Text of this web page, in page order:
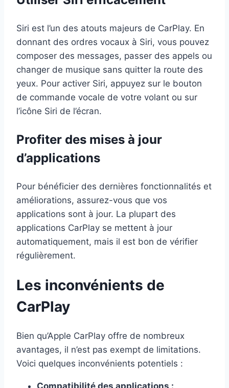
Siri est l’un des atouts majeurs de CarPlay. En
donnant des ordres vocaux à Siri, vous pouvez
composer des messages, passer des appels ou
changer de musique sans quitter la route des
yeux. Pour activer Siri, appuyez sur le bouton
de commande vocale de votre volant ou sur
l’icône Siri de l’écran.
Profiter des mises à jour
d’applications
Pour bénéficier des dernières fonctionnalités et
améliorations, assurez-vous que vos
applications sont à jour. La plupart des
applications CarPlay se mettent à jour
automatiquement, mais il est bon de vérifier
régulièrement.
Les inconvénients de
CarPlay
Bien qu’Apple CarPlay offre de nombreux
avantages, il n’est pas exempt de limitations.
Voici quelques inconvénients potentiels :